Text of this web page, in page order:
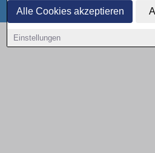
Alle Cookies akzeptieren
Einstellungen
Datenschutz
Copyright © 2000 - 2026 | 1A Infosysteme